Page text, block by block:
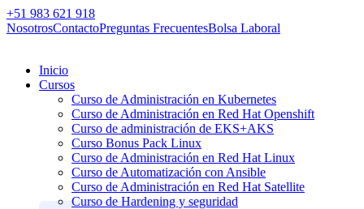
+51 983 621 918
NosotrosContactoPreguntas FrecuentesBolsa Laboral
Inicio
Cursos
Curso de Administración en Kubernetes
Curso de Administración en Red Hat Openshift
Curso de administración de EKS+AKS
Curso Bonus Pack Linux
Curso de Administración en Red Hat Linux
Curso de Automatización con Ansible
Curso de Administración en Red Hat Satellite
Curso de Hardening y seguridad